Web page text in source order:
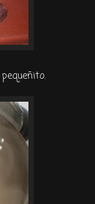
pequeñito.